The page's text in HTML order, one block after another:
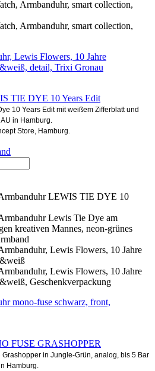
TIE DYE 10 Years Edit
10 Years Edit mit weißem Zifferblatt und
in Hamburg.
Store, Hamburg.
FUSE GRASHOPPER
in Jungle-Grün, analog, bis 5 Bar
Hamburg.